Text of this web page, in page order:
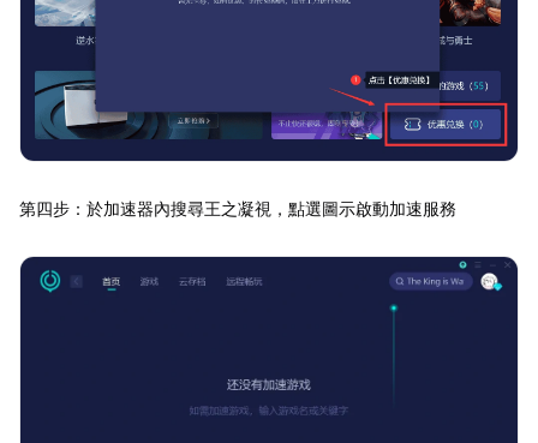
第四步：於加速器內搜尋王之凝視，點選圖示啟動加速服務